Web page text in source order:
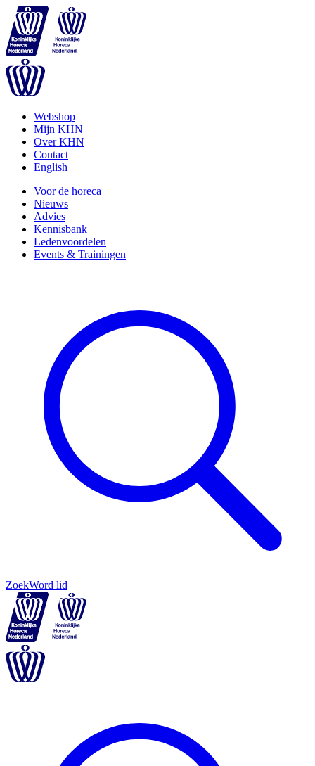
Webshop
Mijn KHN
Over KHN
Contact
English
Voor de horeca
Nieuws
Advies
Kennisbank
Ledenvoordelen
Events & Trainingen
ZoekWord lid